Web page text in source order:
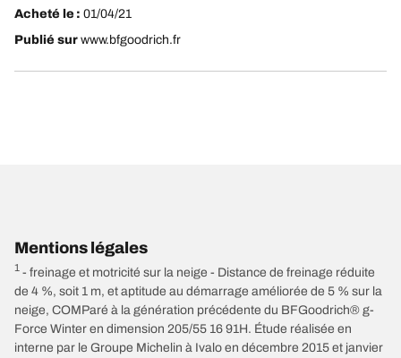
Acheté le : 01/04/21
Publié sur www.bfgoodrich.fr
Mentions légales
1 - freinage et motricité sur la neige - Distance de freinage réduite
de 4 %, soit 1 m, et aptitude au démarrage améliorée de 5 % sur la
neige, COMParé à la génération précédente du BFGoodrich® g-
Force Winter en dimension 205/55 16 91H. Étude réalisée en
interne par le Groupe Michelin à Ivalo en décembre 2015 et janvier